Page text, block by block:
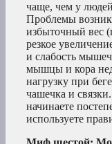
чаще, чем у
Проблемы
избыточный вес
резкое
и слабость
мышцы и кора
нагрузку при
чашечка и
начинаете
используете